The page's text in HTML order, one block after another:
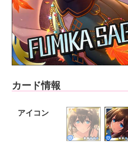
カード情報
アイコン